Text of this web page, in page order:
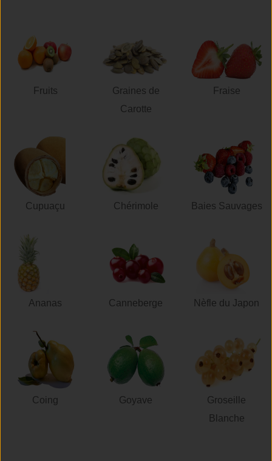
Fruits
Graines de
Carotte
Fraise
Cupuaçu Chérimole Baies Sauvages
Ananas Canneberge Nèfle du Japon
Coing Goyave
Groseille
Blanche